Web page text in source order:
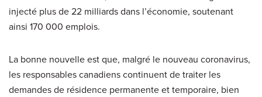
injecté plus de 22 milliards dans l’économie, soutenant
ainsi 170 000 emplois.
La bonne nouvelle est que, malgré le nouveau coronavirus,
les responsables canadiens continuent de traiter les
demandes de résidence permanente et temporaire, bien